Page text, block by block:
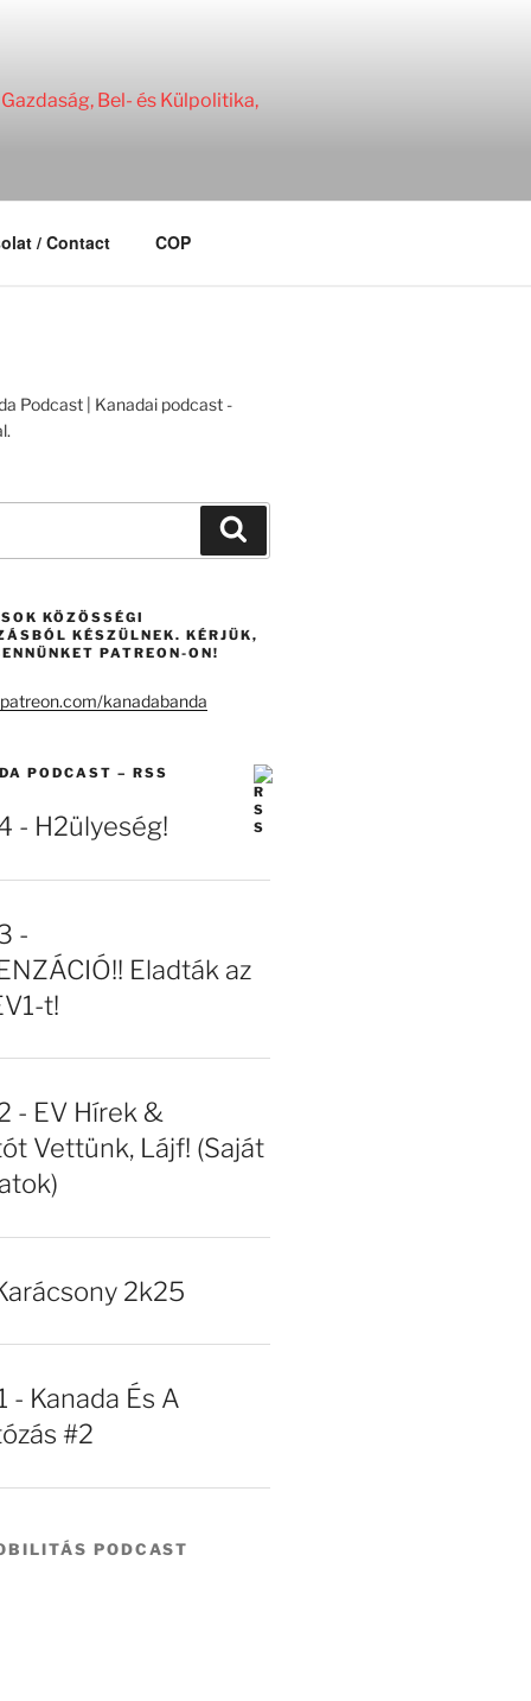
Bel- és Külpolitika,
/ Contact COP
KÖZÖSSÉGI
KÉSZÜLNEK. KÉRJÜK,
PATREON-ON!
PODCAST – RSS
- H2ülyeség!
-
Eladták az
t!
- EV Hírek &
Vettünk, Lájf! (Saját
2k25
- Kanada És A
#2
PODCAST